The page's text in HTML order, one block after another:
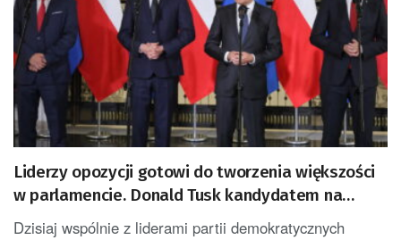
Liderzy opozycji gotowi do tworzenia większości
w parlamencie. Donald Tusk kandydatem na
premiera. Szczegółów programu wciąż brak
Dzisiaj wspólnie z liderami partii demokratycznych